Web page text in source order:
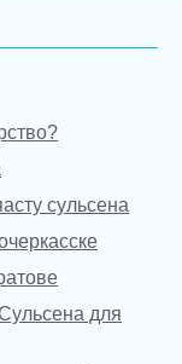
сульсена
для